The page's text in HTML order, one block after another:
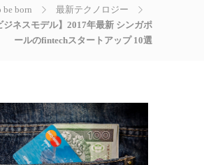
be born
最新テクノロジー
ジネスモデル】2017年最新 シンガポ
ールのfintechスタートアップ 10選